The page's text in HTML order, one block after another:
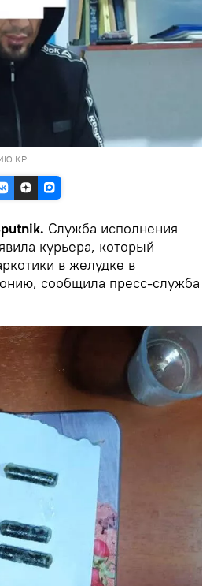
КР
Служба исполнения
курьера, который
в желудке в
сообщила пресс-служба